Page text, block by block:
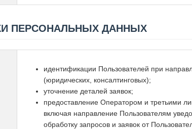
ПЕРСОНАЛЬНЫХ ДАННЫХ
идентификации Пользователей при
(юридических, консалтинговых);
уточнение деталей заявок;
предоставление Оператором и третьими
включая направление Пользователям
обработку запросов и заявок от